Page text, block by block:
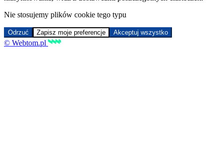
Nie stosujemy plików cookie tego typu
Odrzuć Zapisz moje preferencje Akceptuj wszystko
© Webtom.pl